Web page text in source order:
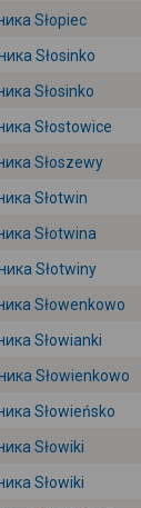
Słopiec
Słosinko
Słosinko
Słostowice
Słoszewy
Słotwin
Słotwina
Słotwiny
Słowenkowo
Słowianki
Słowienkowo
Słowieńsko
Słowiki
Słowiki